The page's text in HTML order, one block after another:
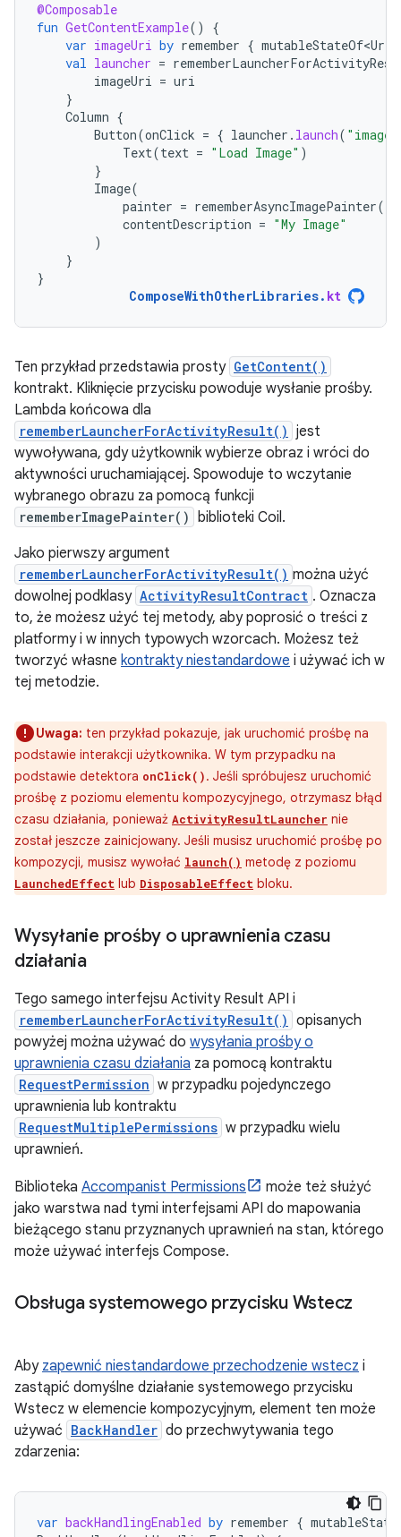
@Composable
fun GetContentExample()
{
var imageUri by remember {
val launcher =
imageUri = uri
}
Column {
Button(onClick = { launcher . launch(
Text(text = "Load Image" )
}
Image(
painter = rememberAsyncImagePainter(
contentDescription = "My Image"
)
}
}
ComposeWithOtherLibraries. kt
Ten przykład przedstawia prosty GetContent()
kontrakt. Kliknięcie przycisku powoduje wysłanie prośby.
Lambda końcowa dla
rememberLauncherForActivityResult() jest
wywoływana, gdy użytkownik wybierze obraz i wróci do
aktywności uruchamiającej. Spowoduje to wczytanie
wybranego obrazu za pomocą funkcji
rememberImagePainter() biblioteki Coil.
Jako pierwszy argument
rememberLauncherForActivityResult() można użyć
dowolnej podklasy ActivityResultContract . Oznacza
to, że możesz użyć tej metody, aby poprosić o treści z
platformy i w innych typowych wzorcach. Możesz też
tworzyć własne kontrakty niestandardowe i używać ich w
tej metodzie.
Uwaga: ten przykład pokazuje, jak uruchomić prośbę na
podstawie interakcji użytkownika. W tym przypadku na
podstawie detektora onClick(). Jeśli spróbujesz uruchomić
prośbę z poziomu elementu kompozycyjnego, otrzymasz błąd
czasu działania, ponieważ ActivityResultLauncher nie
został jeszcze zainicjowany. Jeśli musisz uruchomić prośbę po
kompozycji, musisz wywołać launch() metodę z poziomu
LaunchedEffect lub DisposableEffect bloku.
Wysyłanie prośby o uprawnienia czasu
działania
Tego samego interfejsu Activity Result API i
rememberLauncherForActivityResult() opisanych
powyżej można używać do wysyłania prośby o
uprawnienia czasu działania za pomocą kontraktu
RequestPermission w przypadku pojedynczego
uprawnienia lub kontraktu
RequestMultiplePermissions w przypadku wielu
uprawnień.
Biblioteka Accompanist Permissions
może też służyć
jako warstwa nad tymi interfejsami API do mapowania
bieżącego stanu przyznanych uprawnień na stan, którego
może używać interfejs Compose.
Obsługa systemowego przycisku Wstecz
Aby zapewnić niestandardowe przechodzenie wstecz i
zastąpić domyślne działanie systemowego przycisku
Wstecz w elemencie kompozycyjnym, element ten może
używać BackHandler do przechwytywania tego
zdarzenia:
var backHandlingEnabled by remember {